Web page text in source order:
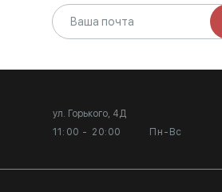
ул. Горького, 4Д
11:00 - 20:00
Пн-Вс